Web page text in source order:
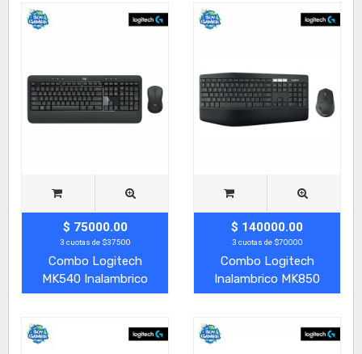
$ 75000.00
3 cuotas de $37500
Combo Logitech
MK540 Inalambrico
$ 140000.00
3 cuotas de $70000
Combo Logitech
Inalambrico MK850